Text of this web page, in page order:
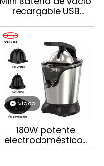
recargable USB
Pequeña Botella de
batido de jugo
fresco licuadora
portátil
vídeo
180W potente
electrodomésticos
de cocina eléctrica